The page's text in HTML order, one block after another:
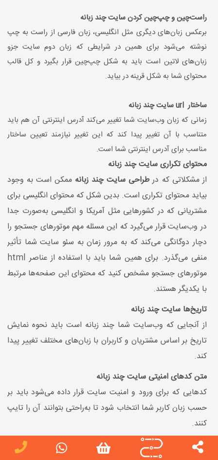
راست‌چین و چپ‌چین کردن سایت چند زبانه
برعکس زبان‌های دیگری مثل انگلیسی، زبان فارسی از راست به چپ
نوشته می‌شود برای همین در شرایطی که زبان دوم سایت جزو
زبان‌های لاتین است باید به شکل چپ‌چین قرار بگیرد و کل قالب
محتوای شما به شکل قرینه در بیاید.
ساختار url سایت چند زبانه
زمانی که زبان وب‌سایت شما تغییر می‌کند آدرس اینترنتی آن هم باید
متناسب با آن تغییر پیدا کند که این تغییر نیازمند تعیین ساختار
مناسب برای آدرس اینترنتی شما است.
محتوای تکراری سایت چند زبانه
از مشکلاتی که درطراحی سایت‌ چند زبانه ممکن است به وجود
بیاید محتوای تکراری است. بدین شکل که محتوای انگلیسی برای
مشتریانی که در کشورهایی مثل آمریکا و انگلیسی به‌صورت جدا
در وب‌سایت قرار می‌گیرد که این مسئله مهم موتورهای جستجو را
دچار دوگانگی می‌کند که به مرور زمان به سئو سایت شما تأثیر
منفی می‌گذرد. برای همین شما باید با استفاده از عناصر html
موتورهای جستجو مشخص کنید که محتوای این صفحه‌ها مرتبط
با یکدیگر هستند.
تاریخ‌ها سایت چند زبانه
از آنجایی که وب‌سایت شما چند زبانه است باید نحوه نمایش
تاریخ بر اساس مشتریان و کاربران با زبان‌های مختلف تغییر پیدا
کند.
متن کدهای امنیتی سایت چند زبانه
کدهایی که برای ورود و امنیت سایت قرار داده می‌شود باید بر
حسب زبان کاربر شما انتخاب شود تا به‌راحتی بتوانند آن را تایپ
کنند.
طراحی سایت چند زبانه چه مزایایی دارد؟